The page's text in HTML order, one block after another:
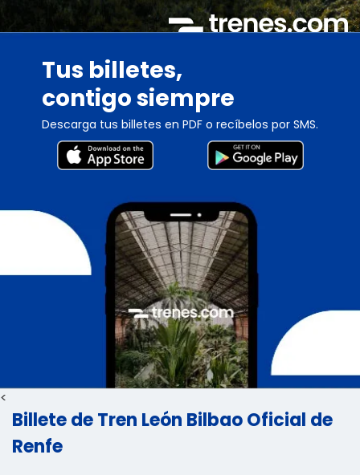
Tus billetes,
contigo siempre
Descarga tus billetes en PDF o recíbelos por SMS.
<
Billete de Tren León Bilbao Oficial de
Renfe